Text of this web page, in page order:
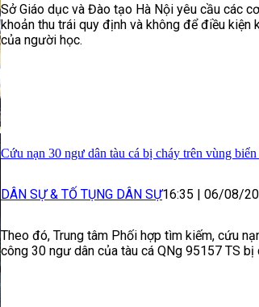
Sở Giáo dục và Đào tạo Hà Nội yêu cầu các
khoản thu trái quy định và không để điều kiện
của người học.
Cứu nạn 30 ngư dân tàu cá bị cháy trên vùng
DÂN SỰ & TỐ TỤNG DÂN SỰ16:35 06/08/
Theo đó, Trung tâm Phối hợp tìm kiếm, cứu
công 30 ngư dân của tàu cá QNg 95157 TS bị